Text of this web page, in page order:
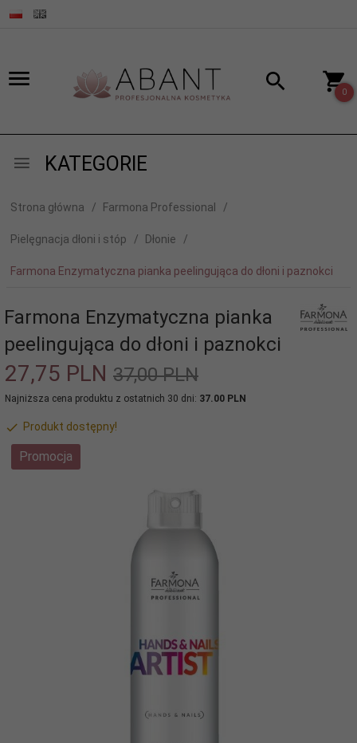
0
KATEGORIE
Strona główna Farmona Professional
Pielęgnacja dłoni i stóp Dłonie
Farmona Enzymatyczna pianka peelingująca do dłoni i paznokci
Farmona Enzymatyczna pianka
peelingująca do dłoni i paznokci
27,75 PLN 37,00 PLN
Najniższa cena produktu z ostatnich 30 dni: 37.00 PLN
Produkt dostępny!
Promocja